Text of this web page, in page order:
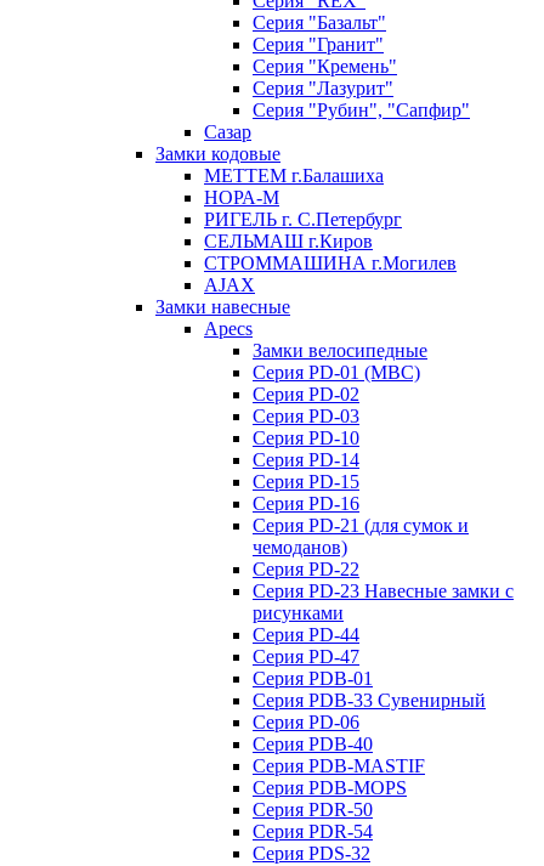
Серия "Базальт"
Серия "Гранит"
Серия "Кремень"
Серия "Лазурит"
Серия "Рубин", "Сапфир"
Сазар
Замки кодовые
МЕТТЕМ г.Балашиха
НОРА-М
РИГЕЛЬ г. С.Петербург
СЕЛЬМАШ г.Киров
СТРОММАШИНА г.Могилев
AJAX
Замки навесные
Apecs
Замки велосипедные
Серия PD-01 (МВС)
Серия PD-02
Серия PD-03
Серия PD-10
Серия PD-14
Серия PD-15
Серия PD-16
Серия PD-21 (для сумок и
чемоданов)
Серия PD-22
Серия PD-23 Навесные замки с
рисунками
Серия PD-44
Серия PD-47
Серия PDB-01
Серия PDB-33 Сувенирный
Серия PD-06
Серия PDB-40
Серия PDB-MASTIF
Серия PDB-MOPS
Серия PDR-50
Серия PDR-54
Серия PDS-32